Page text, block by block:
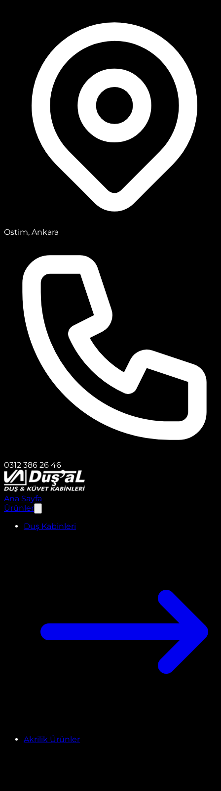
Ostim, Ankara
0312 386 26 46
Ana Sayfa
Ürünler
Duş Kabinleri
Akrilik Ürünler